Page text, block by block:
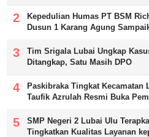
Kepedulian Humas PT BSM
Dusun 1 Karang Agung
Tim Srigala Lubai Ungkap
Ditangkap, Satu Masih DPO
Paskibraka Tingkat
Taufik Azrulah Resmi Buka
SMP Negeri 2 Lubai Ulu
Tingkatkan Kualitas Layanan